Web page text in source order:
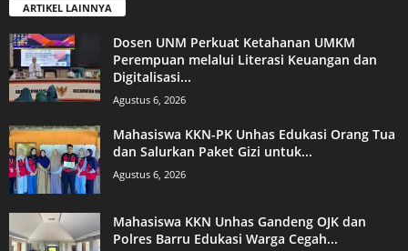
ARTIKEL LAINNYA
Dosen UNM Perkuat Ketahanan UMKM
Perempuan melalui Literasi Keuangan dan
Digitalisasi...
Agustus 6, 2026
Mahasiswa KKN-PK Unhas Edukasi Orang Tua
dan Salurkan Paket Gizi untuk...
Agustus 6, 2026
Mahasiswa KKN Unhas Gandeng OJK dan
Polres Barru Edukasi Warga Cegah...